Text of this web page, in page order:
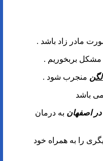
مادر زاد باشد .
مشکل بربخوریم .
لگن منجرب شود .
باشد
در اصفهان به درمان
را به همراه خود